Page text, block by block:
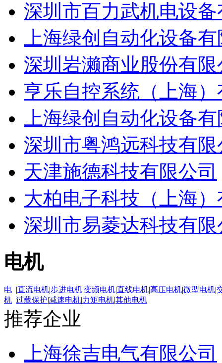
深圳市百力武机电设
上海绿创自动化设备
深圳岩濑商业股份有限
亨乐自控系统（上海
上海绿创自动化设备
深圳市粤鸿远科技有
天津施德科技有限公司
大柏电子科技（上海
深圳市易菱达科技有限
电机
电
机
|直流电机|步进电机|变频电机|直线电机|高压电机|微型电机|
过载保护|减速电机|力矩电机|其他电机
推荐企业
上海徐吉电气有限公司